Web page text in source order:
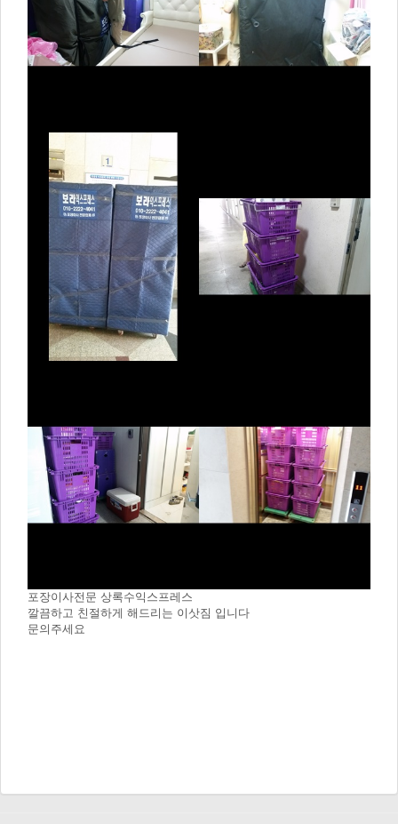
포장이사전문 상록수익스프레스
깔끔하고 친절하게 해드리는 이삿짐 입니다
문의주세요